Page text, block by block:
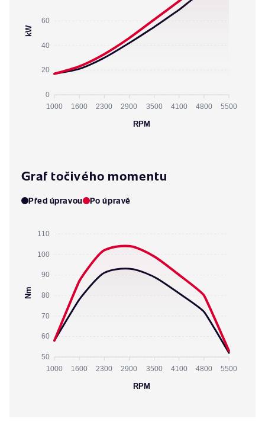
60
40
20
0
kW
1000 1600 2300 2900 3500 4100 4800 5500
RPM
Graf točivého momentu
Před úpravou Po úpravě
110
100
90
80
70
60
50
Nm
1000 1600 2300 2900 3500 4100 4800 5500
RPM